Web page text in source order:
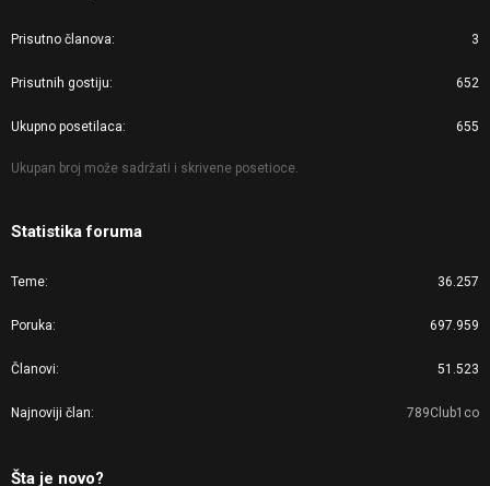
Prisutno članova 3
Prisutnih gostiju 652
Ukupno posetilaca 655
Ukupan broj može sadržati i skrivene posetioce.
Statistika foruma
Teme 36.257
Poruka 697.959
Članovi 51.523
Najnoviji član 789Club1co
Šta je novo?